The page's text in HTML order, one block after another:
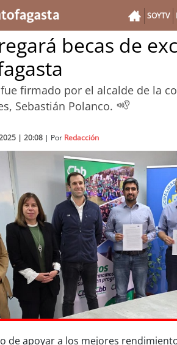
SOYTV
becas de
firmado por el alcalde de la
Sebastián Polanco.
| 20:08 | Por Redacción
de apoyar a los mejores